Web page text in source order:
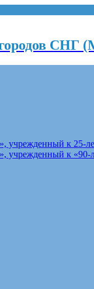
СНГ
к 25-
учрежденный к «90-